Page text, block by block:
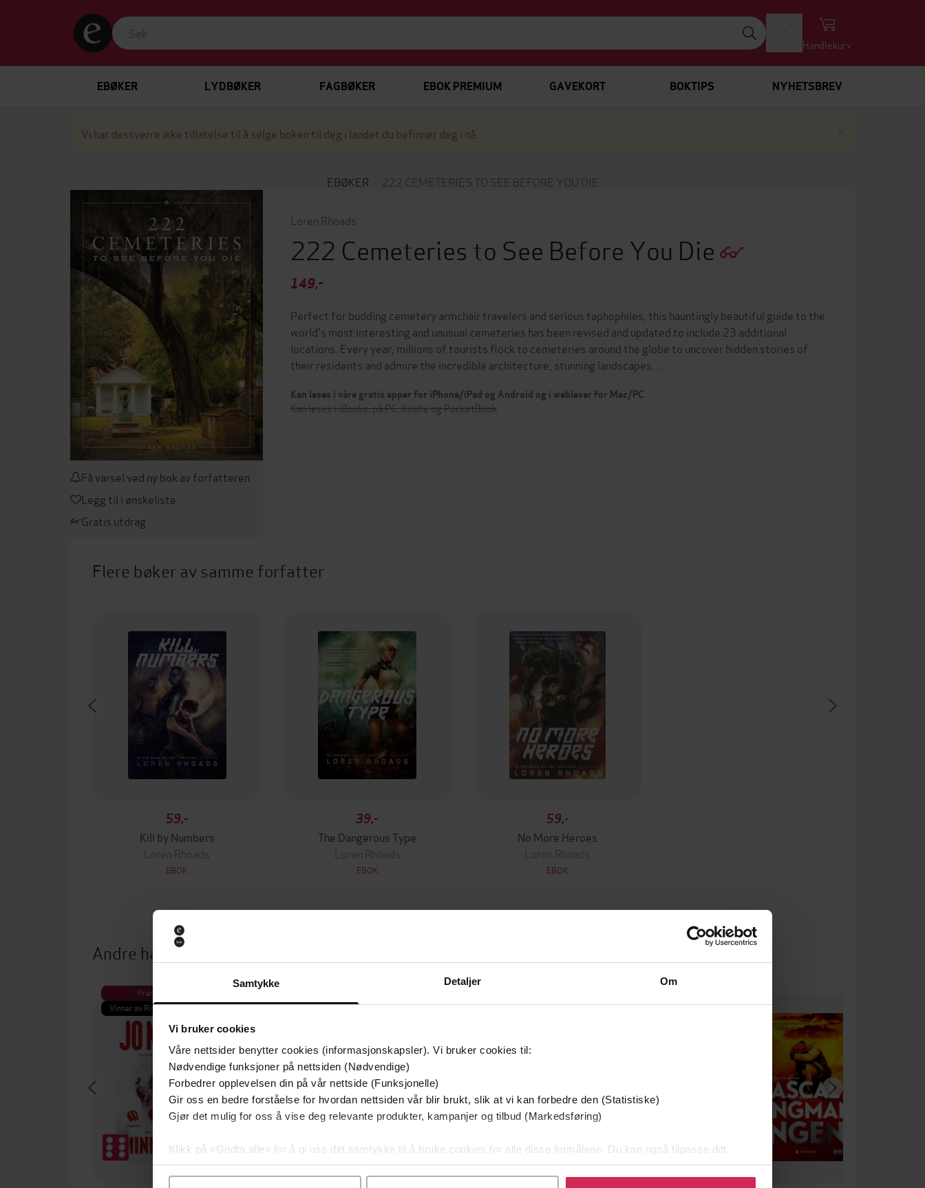
Samtykke Detaljer Om
Vi bruker cookies
Våre nettsider benytter cookies (informasjonskapsler). Vi bruker cookies til:
Nødvendige funksjoner på nettsiden (Nødvendige)
Forbedrer opplevelsen din på vår nettside (Funksjonelle)
Gir oss en bedre forståelse for hvordan nettsiden vår blir brukt, slik at vi kan forbedre den (Statistiske)
Gjør det mulig for oss å vise deg relevante produkter, kampanjer og tilbud (Markedsføring)
Klikk på «Godta alle» for å gi oss ditt samtykke til å bruke cookies for alle disse formålene. Du kan også tilpasse ditt
samtykke til spesifikke formål ved å klikke på «Tilpass». Du kan når som helst trekke tilbake eller endre ditt samtykke.
Handlekurv
EBØKER LYDBØKER FAGBØKER EBOK PREMIUM GAVEKORT BOKTIPS NYHETSBREV
Vi har dessverre ikke tillatelse til å selge boken til deg i landet du befinner deg i nå.
EBØKER 222 CEMETERIES TO SEE BEFORE YOU DIE
Få varsel ved ny bok av forfatteren
Legg til i ønskeliste
Gratis utdrag
Loren Rhoads
222 Cemeteries to See Before You Die
149,-
Perfect for budding cemetery armchair travelers and serious taphophiles, this hauntingly beautiful guide to the
world's most interesting and unusual cemeteries has been revised and updated to include 23 additional
locations. Every year, millions of tourists flock to cemeteries around the globe to uncover hidden stories of
their residents and admire the incredible architecture, stunning landscapes…
Kan leses i våre gratis apper for iPhone/iPad og Android og i webleser for Mac/PC
Kan leses i iBooks, på PC, Kindle og PocketBook
Flere bøker av samme forfatter
59,-
Kill by Numbers
Loren Rhoads
EBOK
39,-
The Dangerous Type
Loren Rhoads
EBOK
59,-
No More Heroes
Loren Rhoads
EBOK
Andre har også kjøpt
Premium
Vinner av Rivertonprisen
Første gang på tilbud